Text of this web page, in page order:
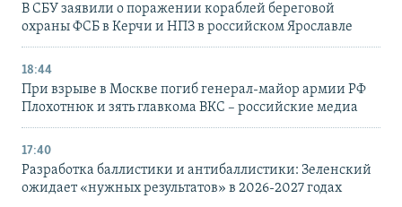
В СБУ заявили о поражении кораблей береговой
охраны ФСБ в Керчи и НПЗ в российском Ярославле
18:44
При взрыве в Москве погиб генерал-майор армии РФ
Плохотнюк и зять главкома ВКС – российские медиа
17:40
Разработка баллистики и антибаллистики: Зеленский
ожидает «нужных результатов» в 2026-2027 годах